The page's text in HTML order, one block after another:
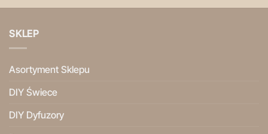
SKLEP
Asortyment Sklepu
DIY Świece
DIY Dyfuzory